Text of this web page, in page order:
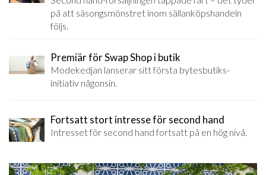
på att säsongsmönstret inom sällanköpshandeln
följs.
Premiär för Swap Shop i butik
Modekedjan lanserar sitt första bytesbutiks-
initiativ någonsin.
Fortsatt stort intresse för second hand
Intresset för second hand fortsatt på en hög nivå.